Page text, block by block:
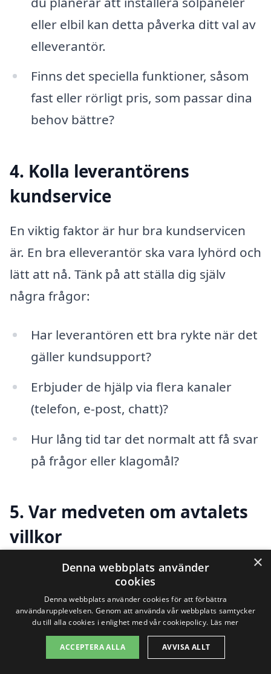
eller elbil kan detta påverka ditt val av
elleverantör.
Finns det speciella funktioner, såsom
fast eller rörligt pris, som passar dina
behov bättre?
4. Kolla leverantörens
kundservice
En viktig faktor är hur bra kundservicen
är. En bra elleverantör ska vara lyhörd och
lätt att nå. Tänk på att ställa dig själv
några frågor:
Har leverantören ett bra rykte när det
gäller kundsupport?
Erbjuder de hjälp via flera kanaler
(telefon, e-post, chatt)?
Hur lång tid tar det normalt att få svar
på frågor eller klagomål?
5. Var medveten om avtalets
villkor
När du har hittat en potentiell
elleverantör, se till att gå igenom avtalet
noggrant. Det är viktigt att vara
medveten om:
×
Denna webbplats använder
cookies
Denna webbplats använder cookies för att förbättra
användarupplevelsen. Genom att använda vår webbplats samtycker
du till alla cookies i enlighet med vår cookiepolicy. Läs mer
ACCEPTERA ALLA AVVISA ALLT